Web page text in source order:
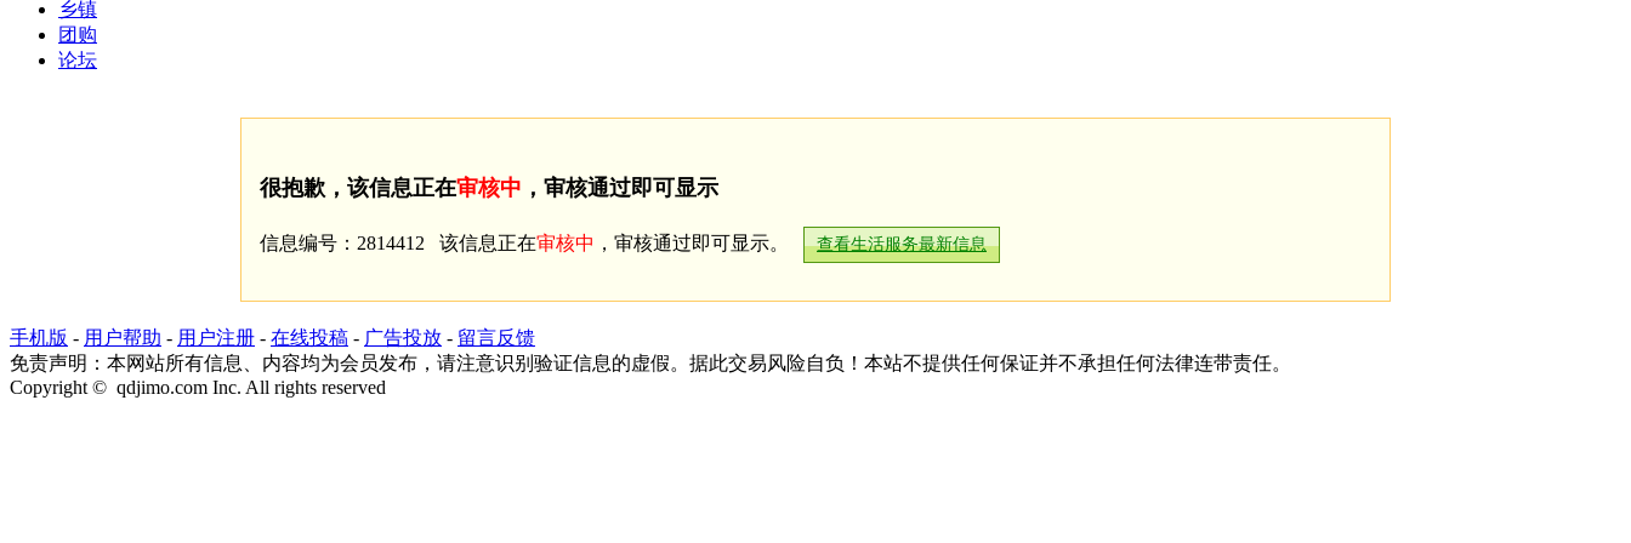
乡镇
团购
论坛
很抱歉，该信息正在审核中 ，审核通过即可显示
信息编号：2814412 该信息正在审核中 ，审核通过即可显示。 查看生活服务最新信息
手机版 - 用户帮助 - 用户注册 - 在线投稿 - 广告投放 - 留言反馈
免责声明：本网站所有信息、内容均为会员发布，请注意识别验证信息的虚假。据此交易风险自负！本站不提供任何保证并不承担任何法律连带责任。
Copyright © qdjimo.com Inc. All rights reserved